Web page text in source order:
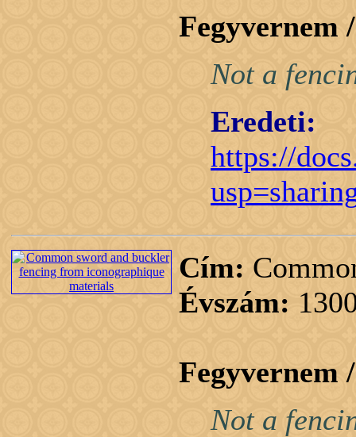
Fegyvernem
Not a
Eredeti:
https://
Cím:
Évszám:
Fegyvernem
Not a